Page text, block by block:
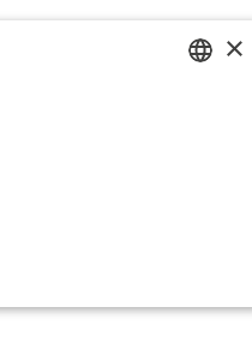
ITALIAN
×